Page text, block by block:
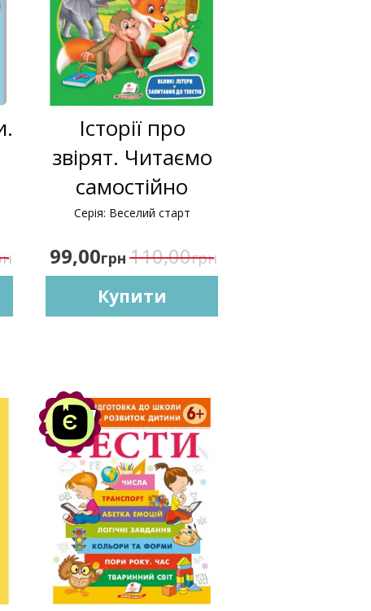
Історії про
звірят. Читаємо
самостійно
Серія: Веселий старт
99,00грн 110,00грн
Купити
Акція
-10%